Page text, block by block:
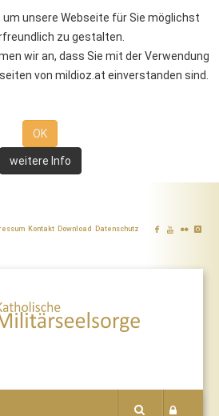
um unsere Webseite für Sie möglichst
zu gestalten.
wir an, dass Sie mit der Verwendung
von mildioz.at einverstanden sind.
OK
weitere Info
Kontakt Download Datenschutz